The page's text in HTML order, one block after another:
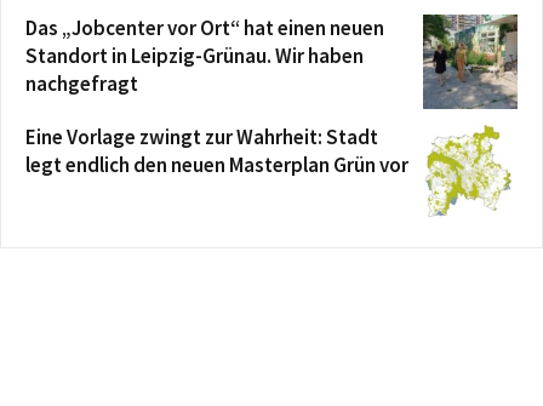
Das „Jobcenter vor Ort“ hat einen neuen
Standort in Leipzig-Grünau. Wir haben
nachgefragt
Eine Vorlage zwingt zur Wahrheit: Stadt
legt endlich den neuen Masterplan Grün vor